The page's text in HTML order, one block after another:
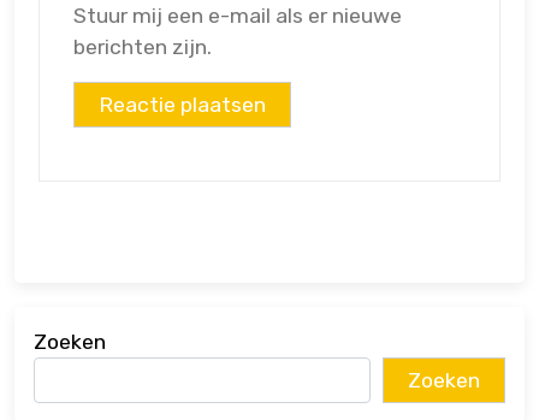
Stuur mij een e-mail als er nieuwe
berichten zijn.
Zoeken
Zoeken